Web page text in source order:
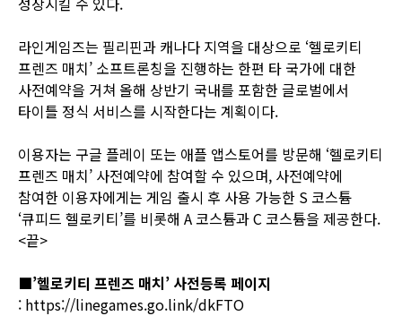
라인게임즈는 필리핀과 캐나다 지역을 대상으로 ‘헬로키티
프렌즈 매치’ 소프트론칭을 진행하는 한편 타 국가에 대한
사전예약을 거쳐 올해 상반기 국내를 포함한 글로벌에서
타이틀 정식 서비스를 시작한다는 계획이다.
이용자는 구글 플레이 또는 애플 앱스토어를 방문해 ‘헬로키티
프렌즈 매치’ 사전예약에 참여할 수 있으며, 사전예약에
참여한 이용자에게는 게임 출시 후 사용 가능한 S 코스튬
‘큐피드 헬로키티’를 비롯해 A 코스튬과 C 코스튬을 제공한다.
<끝>
■’헬로키티 프렌즈 매치’ 사전등록 페이지
: https://linegames.go.link/dkFTO